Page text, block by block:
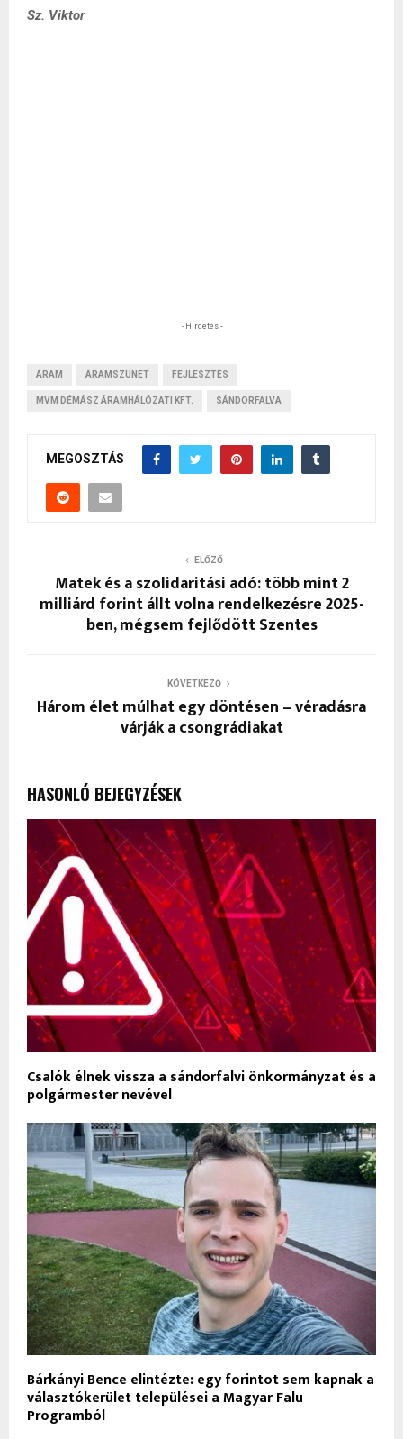
Sz. Viktor
- Hirdetés -
ÁRAM ÁRAMSZÜNET FEJLESZTÉS
MVM DÉMÁSZ ÁRAMHÁLÓZATI KFT. SÁNDORFALVA
MEGOSZTÁS
ELŐZŐ
Matek és a szolidaritási adó: több mint 2
milliárd forint állt volna rendelkezésre 2025-
ben, mégsem fejlődött Szentes
KÖVETKEZŐ
Három élet múlhat egy döntésen – véradásra
várják a csongrádiakat
HASONLÓ BEJEGYZÉSEK
Csalók élnek vissza a sándorfalvi önkormányzat és a
polgármester nevével
Bárkányi Bence elintézte: egy forintot sem kapnak a
választókerület települései a Magyar Falu
Programból